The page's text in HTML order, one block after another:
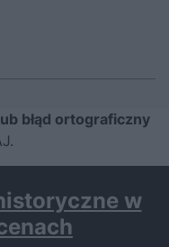
błąd ortograficzny
.
w